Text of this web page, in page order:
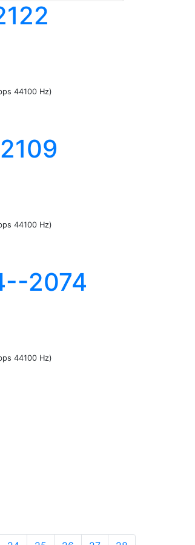
44100 Hz)
44100 Hz)
2074
44100 Hz)